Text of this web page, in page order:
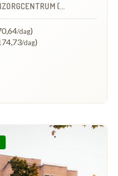
(WZC)
/dag)
/dag)